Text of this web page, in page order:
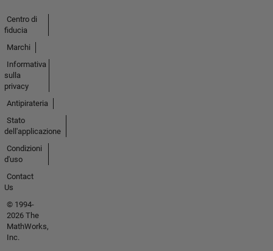
Centro di
fiducia
Marchi
Informativa
sulla
privacy
Antipirateria
Stato
dell'applicazione
Condizioni
d'uso
Contact
Us
© 1994-
2026 The
MathWorks,
Inc.